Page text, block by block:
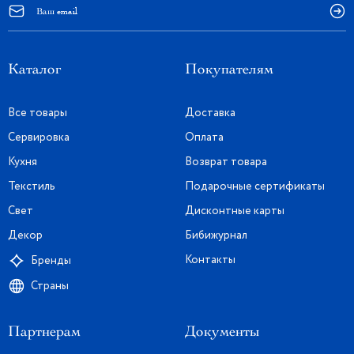
Каталог
Все товары
Сервировка
Кухня
Текстиль
Свет
Декор
Бренды
Страны
Покупателям
Доставка
Оплата
Возврат товара
Подарочные сертификаты
Дисконтные карты
Бибижурнал
Контакты
Партнерам Документы